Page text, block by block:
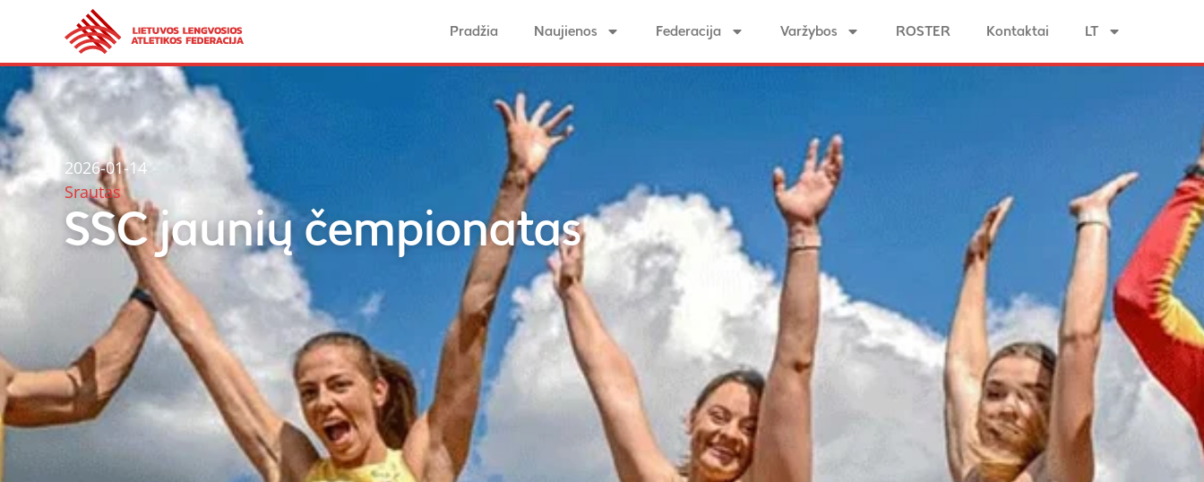
Pradžia Naujienos Federacija Varžybos ROSTER Kontaktai LT
2026-01-14
Srautas
SSC jaunių čempionatas